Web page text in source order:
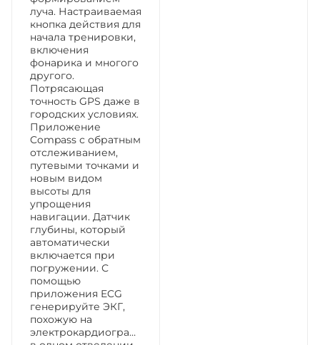
луча. Настраиваемая
кнопка действия для
начала тренировки,
включения
фонарика и многого
другого.
Потрясающая
точность GPS даже в
городских условиях.
Приложение
Compass с обратным
отслеживанием,
путевыми точками и
новым видом
высоты для
упрощения
навигации. Датчик
глубины, который
автоматически
включается при
погружении. С
помощью
приложения ECG
генерируйте ЭКГ,
похожую на
электрокардиограмму